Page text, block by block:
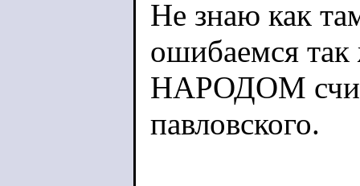
Не знаю как
ошибаемся
НАРОДОМ
павловского.